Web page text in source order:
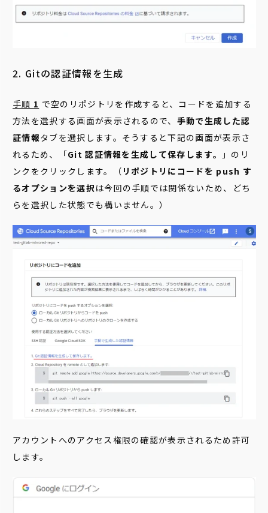
2. Gitの認証情報を生成
手順 1 で空のリポジトリを作成すると、コードを追加する
方法を選択する画面が表示されるので、 手動で生成した認
証情報タブを選択します。そうすると下記の画面が表示さ
れるため、「Git 認証情報を生成して保存します。
」のリ
ンクをクリックします。（ リポジトリにコードを push す
るオプションを選択は今回の手順では関係ないため、どち
らを選択した状態でも構いません。）
アカウントへのアクセス権限の確認が表示されるため許可
します。